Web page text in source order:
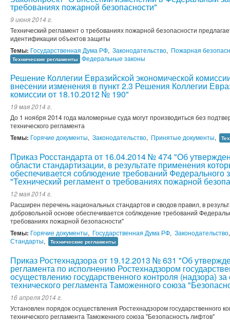
требованиях пожарной безопасности"
9 июня 2014 г.
Технический регламент о требованиях пожарной безопасности
идентификации объектов защиты
Темы: Государственная Дума РФ, Законодательство, Пожарная
Технические регламенты Федеральные законы
Решение Коллегии Евразийской экономической
внесении изменения в пункт 2.3 Решения Коллегии
комиссии от 18.10.2012 № 190"
19 мая 2014 г.
До 1 ноября 2014 года маломерные суда могут производиться без
технического регламента
Темы: Горячие документы, Законодательство, Принятые документы,
Приказ Росстандарта от 16.04.2014 № 474 "Об
области стандартизации, в результате применения
обеспечивается соблюдение требований
"Технический регламент о требованиях пожарной
12 мая 2014 г.
Расширен перечень национальных стандартов и сводов правил, в
добровольной основе обеспечивается соблюдение требований
требованиях пожарной безопасности"
Темы: Горячие документы, Государственная Дума РФ, Законодательство
Стандарты, Технические регламенты
Приказ Ростехнадзора от 19.12.2013 № 631 "Об
регламента по исполнению Ростехнадзором
осуществлению государственного контроля (надзора)
технического регламента Таможенного союза
16 апреля 2014 г.
Установлен порядок осуществления Ростехнадзором государственного
технического регламента Таможенного союза "Безопасность лифтов"